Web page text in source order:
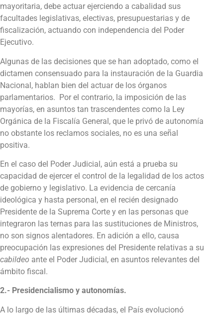
mayoritaria, debe actuar ejerciendo a cabalidad sus
facultades legislativas, electivas, presupuestarias y de
fiscalización, actuando con independencia del Poder
Ejecutivo.
Algunas de las decisiones que se han adoptado, como el
dictamen consensuado para la instauración de la Guardia
Nacional, hablan bien del actuar de los órganos
parlamentarios. Por el contrario, la imposición de las
mayorías, en asuntos tan trascendentes como la Ley
Orgánica de la Fiscalía General, que le privó de autonomía
no obstante los reclamos sociales, no es una señal
positiva.
En el caso del Poder Judicial, aún está a prueba su
capacidad de ejercer el control de la legalidad de los actos
de gobierno y legislativo. La evidencia de cercanía
ideológica y hasta personal, en el recién designado
Presidente de la Suprema Corte y en las personas que
integraron las ternas para las sustituciones de Ministros,
no son signos alentadores. En adición a ello, causa
preocupación las expresiones del Presidente relativas a su
cabildeo ante el Poder Judicial, en asuntos relevantes del
ámbito fiscal.
2.- Presidencialismo y autonomías.
A lo largo de las últimas décadas, el País evolucionó